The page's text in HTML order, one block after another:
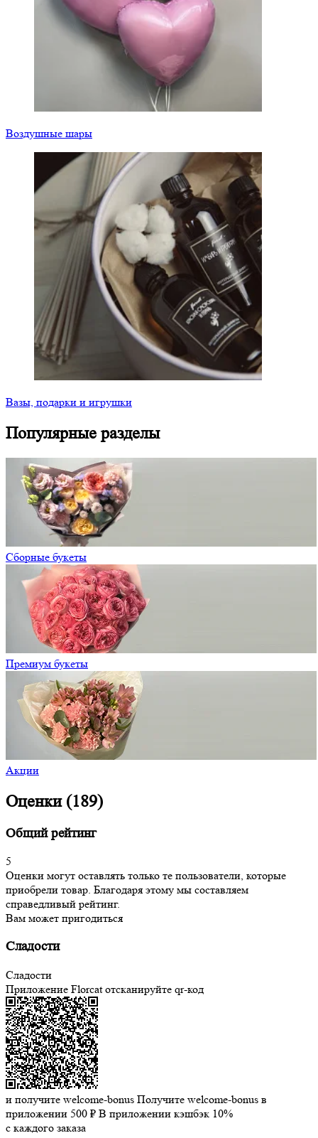
Воздушные шары
Вазы, подарки и игрушки
Популярные разделы
Сборные букеты
Премиум букеты
Акции
Оценки (189)
Общий рейтинг
5
Оценки могут оставлять только те пользователи, которые
приобрели товар. Благодаря этому мы составляем
справедливый рейтинг.
Вам может пригодиться
Сладости
Сладости
Приложение Florcat отсканируйте qr-код
и получите welcome-bonus Получите welcome-bonus в
приложении 500 ₽ В приложении кэшбэк 10%
с каждого заказа